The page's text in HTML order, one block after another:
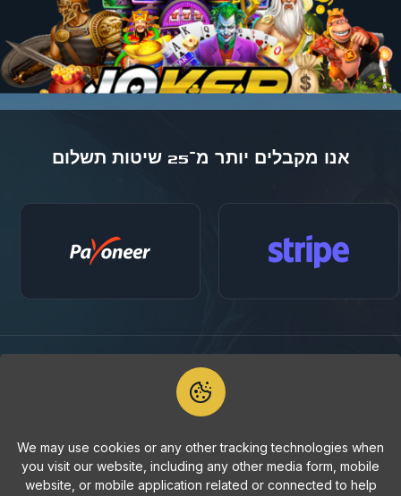
אנו מקבלים יותר מ־25 שיטות תשלום
We may use cookies or any other tracking technologies when
you visit our website, including any other media form, mobile
website, or mobile application related or connected to help